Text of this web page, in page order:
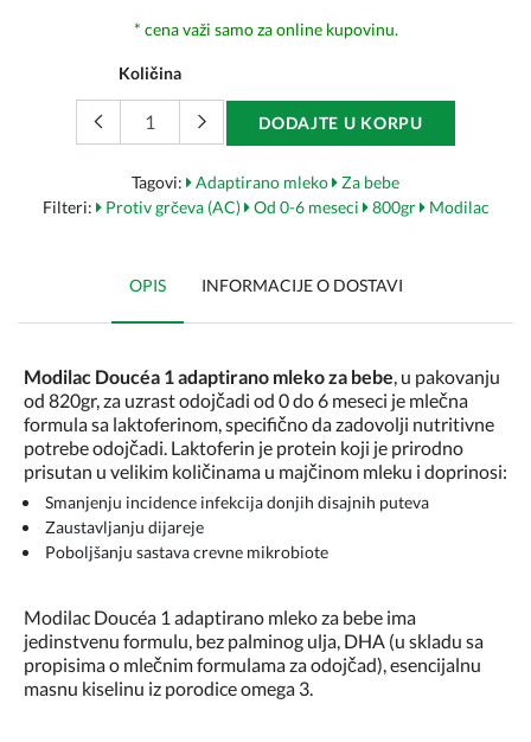
* cena važi samo za online kupovinu.
Količina
DODAJTE U KORPU
Tagovi: Adaptirano mleko
Za bebe
Filteri: Protiv grčeva (AC) Od 0-6 meseci 800gr Modilac
OPIS INFORMACIJE O DOSTAVI
Modilac Doucéa 1 adaptirano mleko za bebe, u pakovanju
od 820gr, za uzrast odojčadi od 0 do 6 meseci je mlečna
formula sa laktoferinom, specifično da zadovolji nutritivne
potrebe odojčadi. Laktoferin je protein koji je prirodno
prisutan u velikim količinama u majčinom mleku i doprinosi:
Smanjenju incidence infekcija donjih disajnih puteva
Zaustavljanju dijareje
Poboljšanju sastava crevne mikrobiote
Modilac Doucéa 1 adaptirano mleko za bebe ima
jedinstvenu formulu, bez palminog ulja, DHA (u skladu sa
propisima o mlečnim formulama za odojčad), esencijalnu
masnu kiselinu iz porodice omega 3.